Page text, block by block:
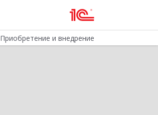
Приобретение и внедрение